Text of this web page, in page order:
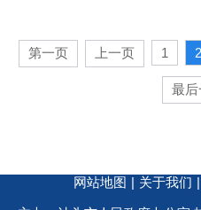
第一页 上一页 1 2
最
网站地图 | 关于我们 |